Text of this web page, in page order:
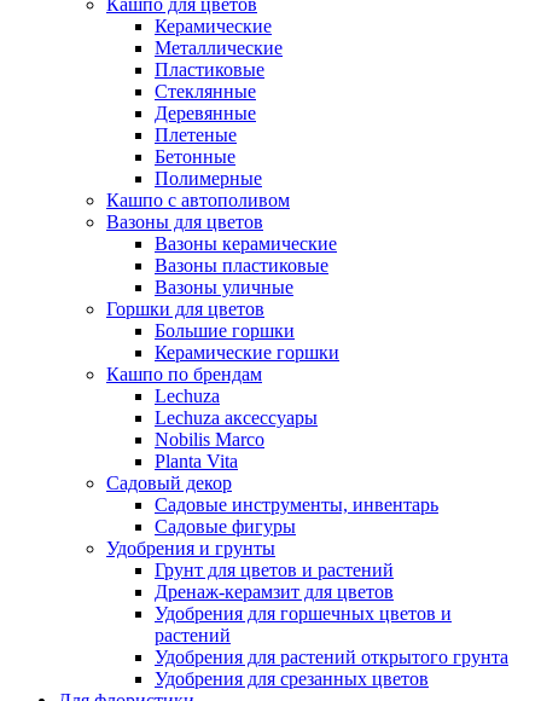
Керамические
Металлические
Пластиковые
Стеклянные
Деревянные
Плетеные
Бетонные
Полимерные
Кашпо с автополивом
Вазоны для цветов
Вазоны керамические
Вазоны пластиковые
Вазоны уличные
Горшки для цветов
Большие горшки
Керамические горшки
Кашпо по брендам
Lechuza
Lechuza аксессуары
Nobilis Marco
Planta Vita
Садовый декор
Садовые инструменты, инвентарь
Садовые фигуры
Удобрения и грунты
Грунт для цветов и растений
Дренаж-керамзит для цветов
Удобрения для горшечных цветов и
растений
Удобрения для растений открытого грунта
Удобрения для срезанных цветов